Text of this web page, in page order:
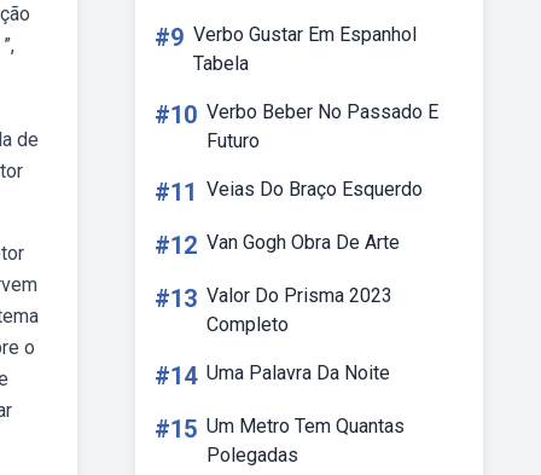
de
o
#9 Verbo Gustar Em Espanhol
Tabela
#10 Verbo Beber No Passado E
Futuro
#11 Veias Do Braço Esquerdo
#12 Van Gogh Obra De Arte
#13 Valor Do Prisma 2023
Completo
#14 Uma Palavra Da Noite
#15 Um Metro Tem Quantas
Polegadas